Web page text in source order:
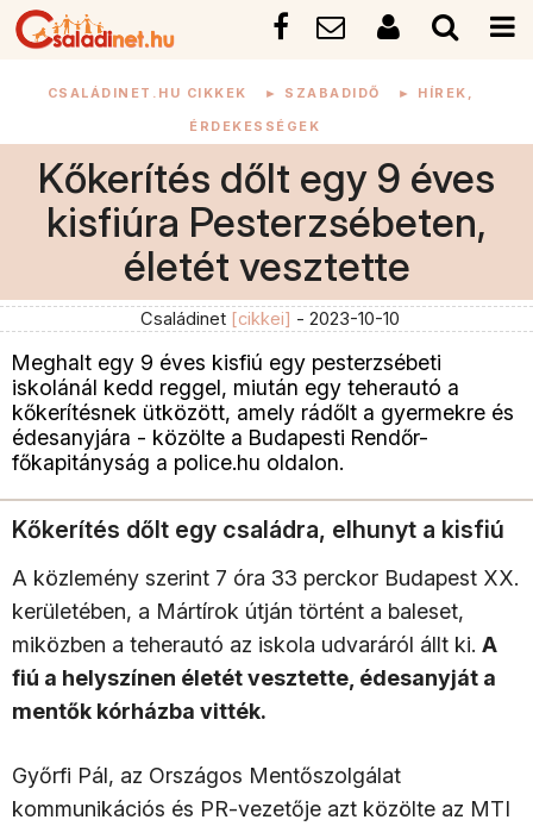
CSALÁDINET.HU CIKKEK ► SZABADIDŐ ► HÍREK,
ÉRDEKESSÉGEK
Kőkerítés dőlt egy 9 éves
kisfiúra Pesterzsébeten,
életét vesztette
Családinet [cikkei] - 2023-10-10
Meghalt egy 9 éves kisfiú egy pesterzsébeti
iskolánál kedd reggel, miután egy teherautó a
kőkerítésnek ütközött, amely rádőlt a gyermekre és
édesanyjára - közölte a Budapesti Rendőr-
főkapitányság a police.hu oldalon.
Kőkerítés dőlt egy családra, elhunyt a kisfiú
A közlemény szerint 7 óra 33 perckor Budapest XX.
kerületében, a Mártírok útján történt a baleset,
miközben a teherautó az iskola udvaráról állt ki. A
fiú a helyszínen életét vesztette, édesanyját a
mentők kórházba vitték.
Győrfi Pál, az Országos Mentőszolgálat
kommunikációs és PR-vezetője azt közölte az MTI